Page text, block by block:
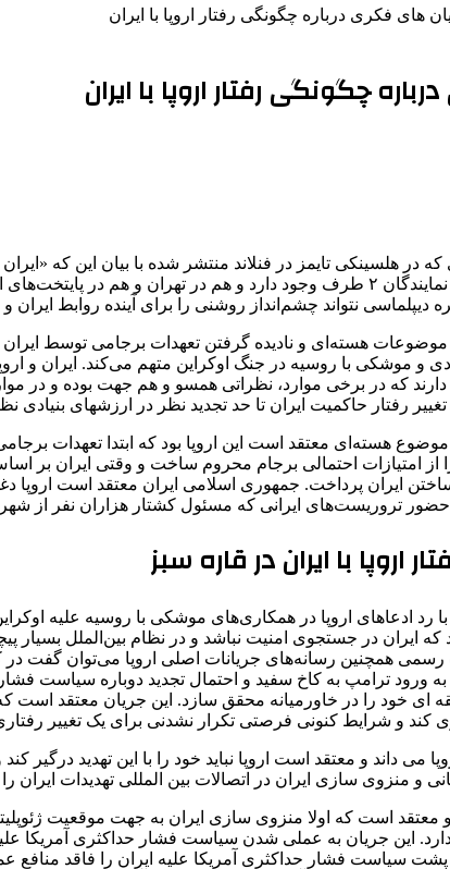
های فکری درباره چگونگی رفتار اروپا با ایران
چگونگی رفتار اروپا با ایران
هلسینکی تایمز در فنلاند منتشر شده با بیان این که
سر دو راهی مانده‌اند» تصریح کرد: با آن که گفت‌وگوهایی بین نمایندگان ۲ طرف
نتواند چشم‌انداز روشنی را برای آینده روابط ایران و
موضوعات هسته‌ای و نادیده گرفتن تعهدات برجامی توسط
و موشکی با روسیه در جنگ اوکراین متهم می‌کند. ایران
که در برخی موارد، نظراتی همسو و هم جهت بوده و در
رفتار حاکمیت ایران تا حد تجدید نظر در ارزشهای
هسته‌ای معتقد است این اروپا بود که ابتدا تعهدات
ایران پرداخت. جمهوری اسلامی ایران معتقد است اروپا
تروریست‌های ایرانی که مسئول کشتار هزاران نفر از
با ایران در قاره سبز
با رد ادعاهای اروپا در همکاری‌های موشکی با روسیه علیه
ایران در جستجوی امنیت نباشد و در نظام بین‌الملل
همچنین رسانه‌های جریانات اصلی اروپا می‌توان گفت در
به ورود ترامپ به کاخ سفید و احتمال تجدید دوباره سیاست
ای خود را در خاورمیانه محقق سازد. این جریان معتقد
کند و شرایط کنونی فرصتی تکرار نشدنی برای یک تغییر
می داند و معتقد است اروپا نباید خود را با این تهدید
و منزوی سازی ایران در اتصالات بین المللی تهدیدات ایران
است که اولا منزوی سازی ایران به جهت موقعیت
این جریان به عملی شدن سیاست فشار حداکثری آمریکا
سیاست فشار حداکثری آمریکا علیه ایران را فاقد منافع